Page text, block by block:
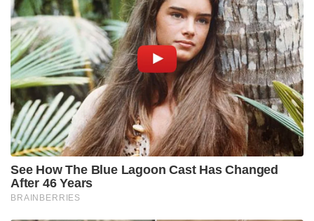
പടമാണെന്നും അഭിപ്രായമുണ്ട്. ഫസ്റ്റ് ഹാഫ്
കണ്ടപ്പോൾ ഹോളിവുഡ് പടമാണെന്നാണ് കരുതിയത്.
ഫസ്റ്റ് ഹാഫിനെക്കാളും സെക്കൻഡ് ഹാഫ്
സൂപ്പറാണെന്ന് പ്രേക്ഷകർ പറയുന്നു. ലൂസിഫറിന്
മുകളിൽ നിൽക്കും എമ്പുരാൻ എന്ന് ആരാധകർ
പറയുമ്പോഴും ലൂസിഫറിൽ കിട്ടിയ ഒരു ഫീൽ
എമ്പുരാന് നൽകാൻ സാധിച്ചില്ലെന്നും ചില പ്രേക്ഷകർ
പറയുന്നുണ്ട്. മലയാളത്തിന്റെ കെജിഎഫ്. അതാണ്
എമ്പുരാൻ. സമീപകാലത്ത് ലാൽ സാറിന്റെ പല
ഹൈപ്പ് സിനിമകളും വന്നിട്ടുണ്ടെന്ന് താരം പറയുന്നു.